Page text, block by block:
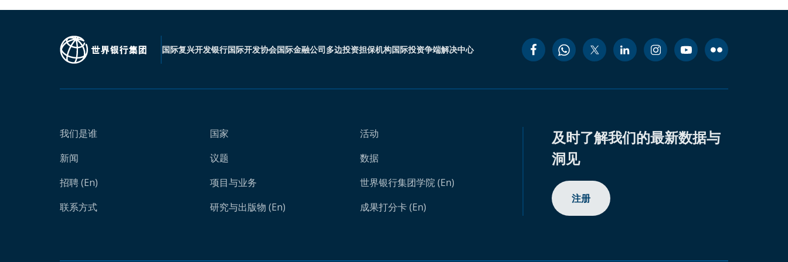
国际复兴开发银行国际开发协会国际金融公司多边投资担保机构国际投资争端解决中心
我们是谁
新闻
招聘 (En)
联系方式
国家
议题
项目与业务
研究与出版物 (En)
活动
数据
世界银行集团学院 (En)
成果打分卡 (En)
及时了解我们的最新数据与
洞见
注册